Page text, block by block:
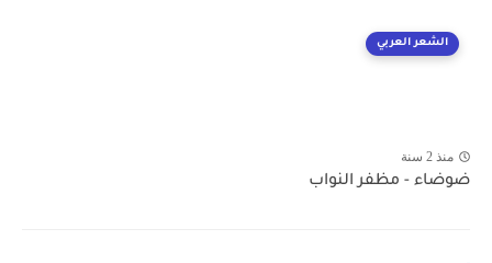
الشعر العربي
منذ 2 سنة
ضوضاء - مظفر النواب